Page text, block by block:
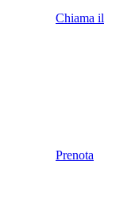
Chiama il
Prenota